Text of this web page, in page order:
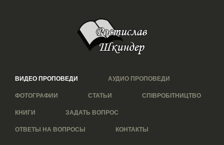
ВИДЕО ПРОПОВЕДИ АУДИО ПРОПОВЕДИ
ФОТОГРАФИИ СТАТЬИ СПІВРОБІТНИЦТВО
КНИГИ ЗАДАТЬ ВОПРОС
ОТВЕТЫ НА ВОПРОСЫ КОНТАКТЫ